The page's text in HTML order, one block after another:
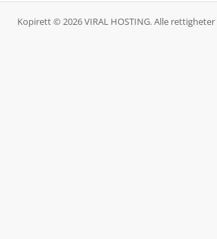
Kopirett © 2026 VIRAL HOSTING. Alle